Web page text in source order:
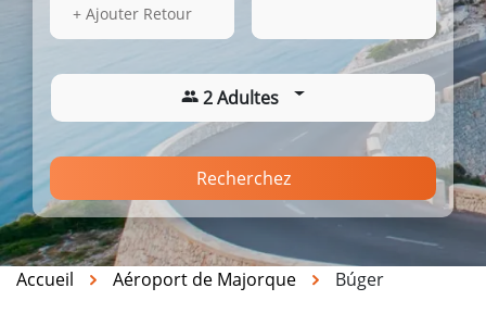
14 Août 2026
+ Ajouter Retour
2 Adultes
Recherchez
Accueil Aéroport de Majorque Búger